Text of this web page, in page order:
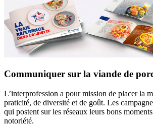
Communiquer sur la viande de
L’interprofession a pour mission de placer la
praticité, de diversité et de goût. Les
qui postent sur les réseaux leurs bons
notoriété.